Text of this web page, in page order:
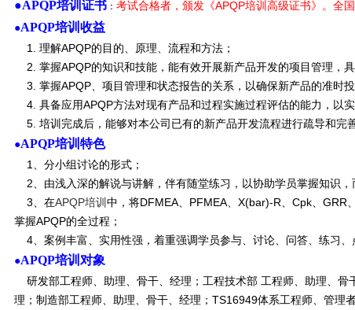
●APQP培训证书： 考试合格者，颁发《APQP培训 高级证书》。全
●APQP培训收益
1. 理解APQP的目的、原理、流程和方法；
2. 掌握APQP的知识和技能，能有效开展新产品开发的项目管理，
3. 掌握APQP、项目管理和状态报告的关系，以确保新产品的准时
4. 具备应用APQP方法对现有产品和过程实施过程评估的能力，以
5. 培训完成后，能够对本公司已有的新产品开发流程进行疏导和完
●APQP培训特色
1、分小组讨论的形式；
2、由浅入深的解说与讲解，伴有随堂练习，以协助学员掌握知识，
3、在APQP培训 中，将DFMEA、PFMEA、X(bar)-R、Cpk、GRR
掌握APQP的全过程；
4、案例丰富、实用性强，着重强调学员参与、讨论、问答、练习、
●APQP培训对象
研发部工程师、助理、骨干、经理；工程技术部 工程师、助理、骨
理；制造部工程师、助理、骨干、经理；TS16949体系工程师、管理